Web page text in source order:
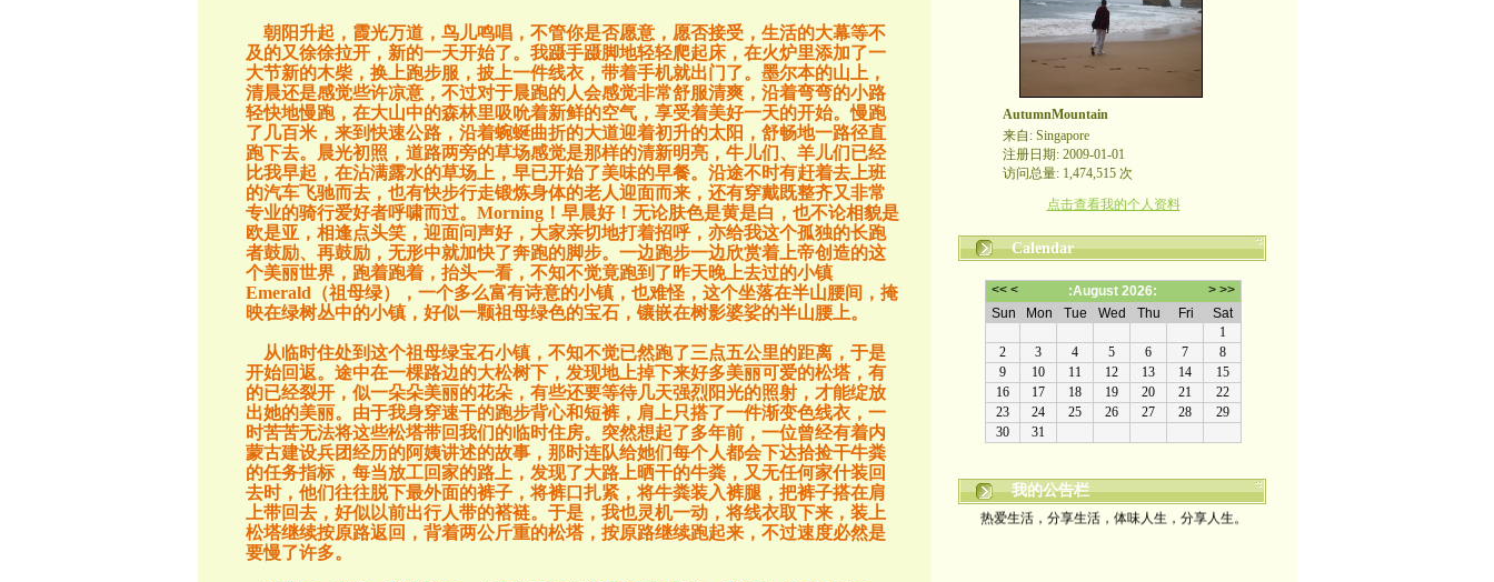
朝阳升起，霞光万道，鸟儿鸣唱，不管你是否愿意，愿否接受，生活的大幕等不
及的又徐徐拉开，新的一天开始了。我蹑手蹑脚地轻轻爬起床，在火炉里添加了一
大节新的木柴，换上跑步服，披上一件线衣，带着手机就出门了。墨尔本的山上，
清晨还是感觉些许凉意，不过对于晨跑的人会感觉非常舒服清爽，沿着弯弯的小路
轻快地慢跑，在大山中的森林里吸吮着新鲜的空气，享受着美好一天的开始。慢跑
了几百米，来到快速公路，沿着蜿蜒曲折的大道迎着初升的太阳，舒畅地一路径直
跑下去。晨光初照，道路两旁的草场感觉是那样的清新明亮，牛儿们、羊儿们已经
比我早起，在沾满露水的草场上，早已开始了美味的早餐。沿途不时有赶着去上班
的汽车飞驰而去，也有快步行走锻炼身体的老人迎面而来，还有穿戴既整齐又非常
专业的骑行爱好者呼啸而过。 Morning！早晨好！无论肤色是黄是白，也不论相貌是
欧是亚，相逢点头笑，迎面问声好，大家亲切地打着招呼，亦给我这个孤独的长跑
者鼓励、再鼓励，无形中就加快了奔跑的脚步。一边跑步一边欣赏着上帝创造的这
个美丽世界，跑着跑着，抬头一看，不知不觉竟跑到了昨天晚上去过的小镇
Emerald （祖母绿），一个多么富有诗意的小镇，也难怪，这个坐落在半山腰间，掩
映在绿树丛中的小镇，好似一颗祖母绿色的宝石，镶嵌在树影婆娑的半山腰上。
从临时住处到这个祖母绿宝石小镇，不知不觉已然跑了三点五公里的距离，于是
开始回返。途中在一棵路边的大松树下，发现地上掉下来好多美丽可爱的松塔，有
的已经裂开，似一朵朵美丽的花朵，有些还要等待几天强烈阳光的照射，才能绽放
出她的美丽。由于我身穿速干的跑步背心和短裤，肩上只搭了一件渐变色线衣，一
时苦苦无法将这些松塔带回我们的临时住房。突然想起了多年前，一位曾经有着内
蒙古建设兵团经历的阿姨讲述的故事，那时连队给她们每个人都会下达拾捡干牛粪
的任务指标，每当放工回家的路上，发现了大路上晒干的牛粪，又无任何家什装回
去时，他们往往脱下最外面的裤子，将裤口扎紧，将牛粪装入裤腿，把裤子搭在肩
上带回去，好似以前出行人带的褡裢。于是，我也灵机一动，将线衣取下来，装上
松塔继续按原路返回，背着两公斤重的松塔，按原路继续跑起来，不过速度必然是
要慢了许多。
AutumnMountain
来自: Singapore
注册日期: 2009-01-01
访问总量: 1,474,515 次
点击查看我的个人资料
Calendar
我的公告栏
热爱生活，分享生活，体味人生，分享人生。